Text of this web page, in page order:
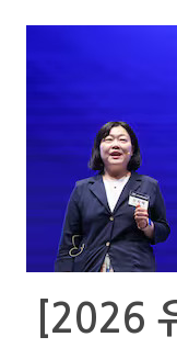
[2026